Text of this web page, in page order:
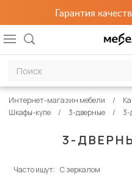
Гарантия
3-
Интернет-магазин мебели
Шкафы-купе
3-дверные 3-
Часто ищут: С зеркалом